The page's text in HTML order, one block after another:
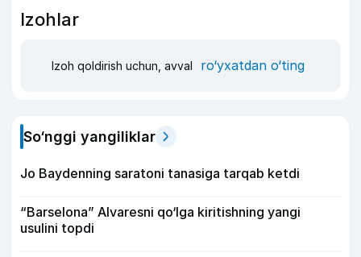
Izohlar
Izoh qoldirish uchun, avval ro‘yxatdan o‘ting
So‘nggi yangiliklar
Jo Baydenning saratoni tanasiga tarqab ketdi
“Barselona” Alvaresni qo‘lga kiritishning yangi
usulini topdi